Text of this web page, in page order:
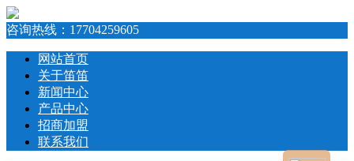
咨询热线： 17704259605
网站首页
关于笛笛
新闻中心
产品中心
招商加盟
联系我们